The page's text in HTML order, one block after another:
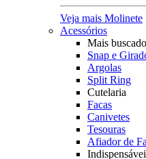
Veja mais Molinete
Acessórios
Mais
Snap e
Argolas
Split Ring
Cutelaria
Facas
Canivetes
Tesouras
Afiador de